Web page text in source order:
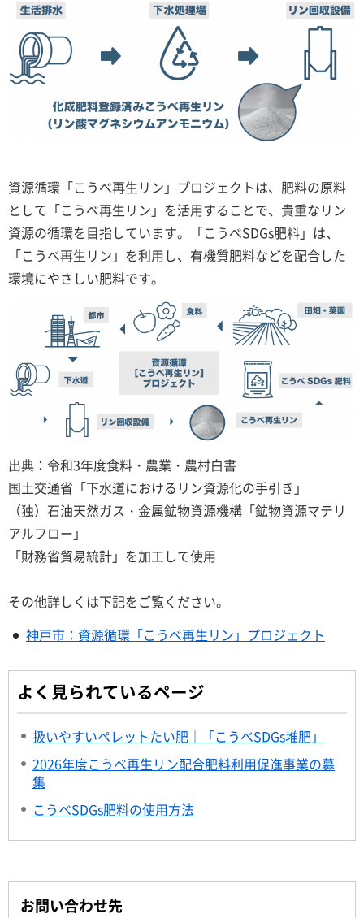
資源循環「こうべ再生リン」プロジェクトは、肥料の原料
として「こうべ再生リン」を活用することで、貴重なリン
資源の循環を目指しています。「こうべSDGs肥料」は、
「こうべ再生リン」を利用し、有機質肥料などを配合した
環境にやさしい肥料です。
出典：令和3年度食料・農業・農村白書
国土交通省「下水道におけるリン資源化の手引き」
（独）石油天然ガス・金属鉱物資源機構「鉱物資源マテリ
アルフロー」
「財務省貿易統計」を加工して使用
その他詳しくは下記をご覧ください。
神戸市：資源循環「こうべ再生リン」プロジェクト
よく見られているページ
扱いやすいペレットたい肥｜「こうべSDGs堆肥」
2026年度こうべ再生リン配合肥料利用促進事業の募
集
こうべSDGs肥料の使用方法
お問い合わせ先